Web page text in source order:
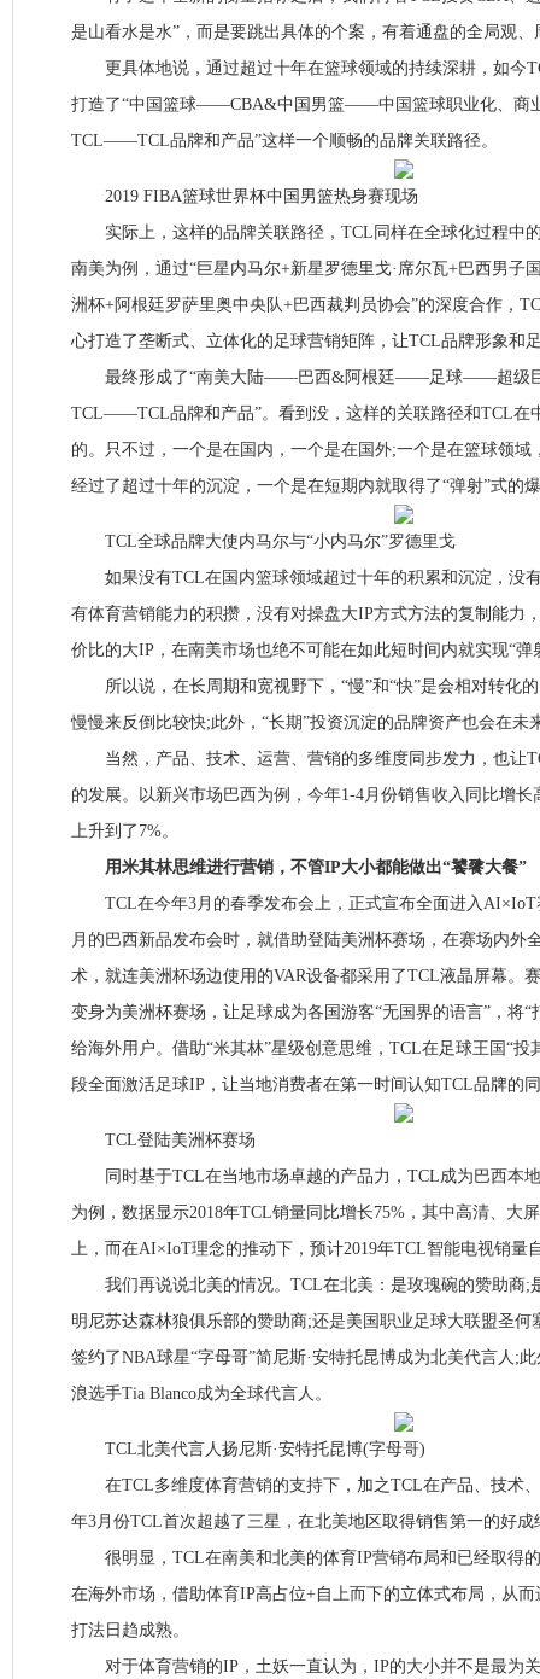
是山看水是水”，而是要跳出具体的个案，有着通盘的全局观
更具体地说，通过超过十年在篮球领域的持续深耕，如今
打造了“中国篮球——CBA&中国男篮——中国篮球职业化、商
TCL——TCL品牌和产品”这样一个顺畅的品牌关联路径。
2019 FIBA篮球世界杯中国男篮热身赛现场
实际上，这样的品牌关联路径，TCL同样在全球化过程中
南美为例，通过“巨星内马尔+新星罗德里戈·席尔瓦+巴西男子
洲杯+阿根廷罗萨里奥中央队+巴西裁判员协会”的深度合作，
心打造了垄断式、立体化的足球营销矩阵，让TCL品牌形象和
最终形成了“南美大陆——巴西&阿根廷——足球——超级
TCL——TCL品牌和产品”。看到没，这样的关联路径和TCL在
的。只不过，一个是在国内，一个是在国外;一个是在篮球领域
经过了超过十年的沉淀，一个是在短期内就取得了“弹射”式的
TCL全球品牌大使内马尔与“小内马尔”罗德里戈
如果没有TCL在国内篮球领域超过十年的积累和沉淀，没
有体育营销能力的积攒，没有对操盘大IP方式方法的复制能力
价比的大IP，在南美市场也绝不可能在如此短时间内就实现“弹
所以说，在长周期和宽视野下，“慢”和“快”是会相对转化的
慢慢来反倒比较快;此外，“长期”投资沉淀的品牌资产也会在未
当然，产品、技术、运营、营销的多维度同步发力，也让
的发展。以新兴市场巴西为例，今年1-4月份销售收入同比增长
上升到了7%。
用米其林思维进行营销，不管IP大小都能做出“饕餮大餐”
TCL在今年3月的春季发布会上，正式宣布全面进入AI×IoT
月的巴西新品发布会时，就借助登陆美洲杯赛场，在赛场内外
术，就连美洲杯场边使用的VAR设备都采用了TCL液晶屏幕。
变身为美洲杯赛场，让足球成为各国游客“无国界的语言”，将“
给海外用户。借助“米其林”星级创意思维，TCL在足球王国“投
段全面激活足球IP，让当地消费者在第一时间认知TCL品牌的
TCL登陆美洲杯赛场
同时基于TCL在当地市场卓越的产品力，TCL成为巴西本
为例，数据显示2018年TCL销量同比增长75%，其中高清、大
上，而在AI×IoT理念的推动下，预计2019年TCL智能电视销量
我们再说说北美的情况。TCL在北美：是玫瑰碗的赞助商;
明尼苏达森林狼俱乐部的赞助商;还是美国职业足球大联盟圣何
签约了NBA球星“字母哥”简尼斯·安特托昆博成为北美代言人;
浪选手Tia Blanco成为全球代言人。
TCL北美代言人扬尼斯·安特托昆博(字母哥)
在TCL多维度体育营销的支持下，加之TCL在产品、技术、
年3月份TCL首次超越了三星，在北美地区取得销售第一的好成
很明显，TCL在南美和北美的体育IP营销布局和已经取得
在海外市场，借助体育IP高占位+自上而下的立体式布局，从
打法日趋成熟。
对于体育营销的IP，土妖一直认为，IP的大小并不是最为